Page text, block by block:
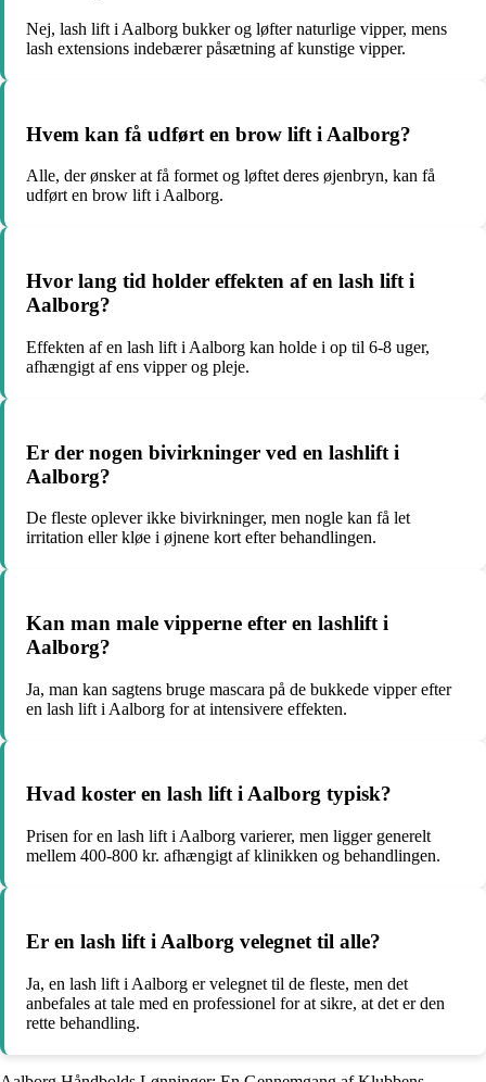
Nej, lash lift i Aalborg bukker og løfter naturlige vipper, mens
lash extensions indebærer påsætning af kunstige vipper.
Hvem kan få udført en brow lift i Aalborg?
Alle, der ønsker at få formet og løftet deres øjenbryn, kan få
udført en brow lift i Aalborg.
Hvor lang tid holder effekten af en lash lift i
Aalborg?
Effekten af en lash lift i Aalborg kan holde i op til 6-8 uger,
afhængigt af ens vipper og pleje.
Er der nogen bivirkninger ved en lashlift i
Aalborg?
De fleste oplever ikke bivirkninger, men nogle kan få let
irritation eller kløe i øjnene kort efter behandlingen.
Kan man male vipperne efter en lashlift i
Aalborg?
Ja, man kan sagtens bruge mascara på de bukkede vipper efter
en lash lift i Aalborg for at intensivere effekten.
Hvad koster en lash lift i Aalborg typisk?
Prisen for en lash lift i Aalborg varierer, men ligger generelt
mellem 400-800 kr. afhængigt af klinikken og behandlingen.
Er en lash lift i Aalborg velegnet til alle?
Ja, en lash lift i Aalborg er velegnet til de fleste, men det
anbefales at tale med en professionel for at sikre, at det er den
rette behandling.